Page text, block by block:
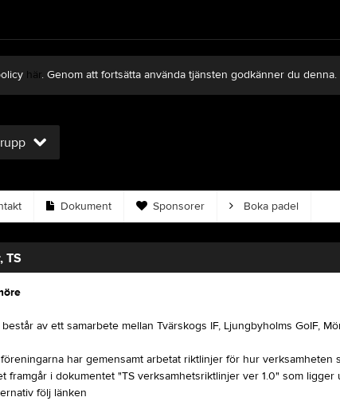
här. Genom att fortsätta använda tjänsten godkänner du denna.
Dokument Sponsorer Boka padel
TS
av ett samarbete mellan Tvärskogs IF, Ljungbyholms GoIF,
har gemensamt arbetat riktlinjer för hur verksamheten
framgår i dokumentet "TS verksamhetsriktlinjer ver 1.0" som ligger
följ länken